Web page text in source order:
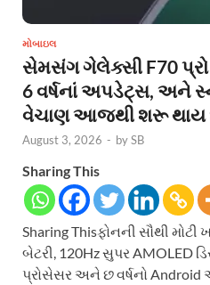
મોબાઇલ
સેમસંગ ગેલેક્સી F70 પ્રો
6 વર્ષનાં અપડેટ્સ, અને
વેચાણ આજથી શરૂ થાય
August 3, 2026 - bySB
Sharing This
Sharing Thisફોનની સૌથી
બેટરી, 120Hz સુપર AMOLED
પ્રોસેસર અને છ વર્ષનો